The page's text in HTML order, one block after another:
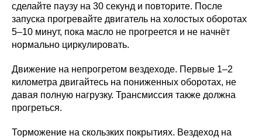
сделайте паузу на 30 секунд и повторите. После
запуска прогревайте двигатель на холостых оборотах
5–10 минут, пока масло не прогреется и не начнёт
нормально циркулировать.
Движение на непрогретом вездеходе. Первые 1–2
километра двигайтесь на пониженных оборотах, не
давая полную нагрузку. Трансмиссия также должна
прогреться.
Торможение на скользких покрытиях. Вездеход на